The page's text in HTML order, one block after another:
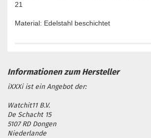
21
Material: Edelstahl beschichtet
iXXXi ist ein Angebot der:
Watchit11 B.V.
De Schacht 15
5107 RD Dongen
Niederlande